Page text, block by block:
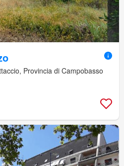
Provincia di Campobasso